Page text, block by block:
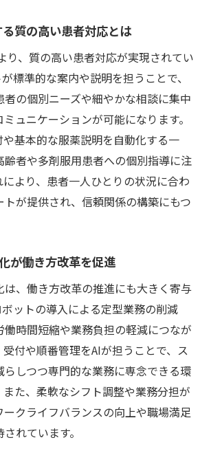
用で業務効率化と温かな接客を実
ト導入が生む思いやりある医療体
進でスタッフの負担軽減を図る方
のサービスを支えるAI技術の進化
促す人間らしさと効率の両立策
に役立つ医療DXの実践的取り組み
及で必要となる新たなITスキル
ト活用がキャリア形成に与える影
代の働き方とスキルアップの方法
シー向上が医療現場で活かされる
入現場で広がるキャリアの選択肢
求められる医療スタッフの成長戦
質の高い患者対応とは
り、質の高い患者対応が実現されてい
標準的な案内や説明を担うことで、
者の個別ニーズや細やかな相談に集中
ュニケーションが可能になります。
基本的な服薬説明を自動化する一
齢者や多剤服用患者への個別指導に注
より、患者一人ひとりの状況に合わ
が提供され、信頼関係の構築にもつ
が働き方改革を促進
は、働き方改革の推進にも大きく寄与
ボットの導入による定型業務の削減
働時間短縮や業務負担の軽減につなが
受付や順番管理をAIが担うことで、ス
らしつつ専門的な業務に専念できる環
た、柔軟なシフト調整や業務分担が
ークライフバランスの向上や職場満足
れています。